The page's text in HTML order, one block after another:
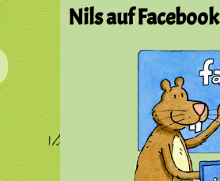
Nils auf Facebook